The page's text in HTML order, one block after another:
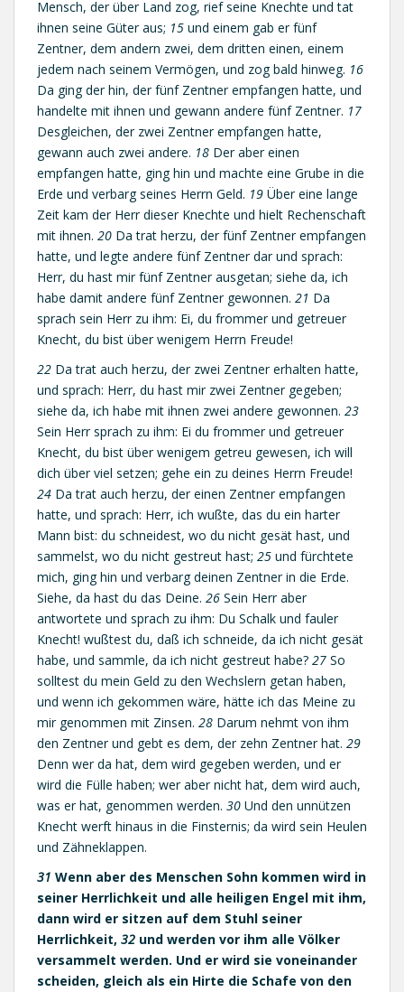
Mensch, der über Land zog, rief seine Knechte und tat
ihnen seine Güter aus; 15 und einem gab er fünf
Zentner, dem andern zwei, dem dritten einen, einem
jedem nach seinem Vermögen, und zog bald hinweg. 16
Da ging der hin, der fünf Zentner empfangen hatte, und
handelte mit ihnen und gewann andere fünf Zentner. 17
Desgleichen, der zwei Zentner empfangen hatte,
gewann auch zwei andere. 18 Der aber einen
empfangen hatte, ging hin und machte eine Grube in die
Erde und verbarg seines Herrn Geld. 19 Über eine lange
Zeit kam der Herr dieser Knechte und hielt Rechenschaft
mit ihnen. 20 Da trat herzu, der fünf Zentner empfangen
hatte, und legte andere fünf Zentner dar und sprach:
Herr, du hast mir fünf Zentner ausgetan; siehe da, ich
habe damit andere fünf Zentner gewonnen. 21 Da
sprach sein Herr zu ihm: Ei, du frommer und getreuer
Knecht, du bist über wenigem Herrn Freude!
22 Da trat auch herzu, der zwei Zentner erhalten hatte,
und sprach: Herr, du hast mir zwei Zentner gegeben;
siehe da, ich habe mit ihnen zwei andere gewonnen. 23
Sein Herr sprach zu ihm: Ei du frommer und getreuer
Knecht, du bist über wenigem getreu gewesen, ich will
dich über viel setzen; gehe ein zu deines Herrn Freude!
24 Da trat auch herzu, der einen Zentner empfangen
hatte, und sprach: Herr, ich wußte, das du ein harter
Mann bist: du schneidest, wo du nicht gesät hast, und
sammelst, wo du nicht gestreut hast; 25 und fürchtete
mich, ging hin und verbarg deinen Zentner in die Erde.
Siehe, da hast du das Deine. 26 Sein Herr aber
antwortete und sprach zu ihm: Du Schalk und fauler
Knecht! wußtest du, daß ich schneide, da ich nicht gesät
habe, und sammle, da ich nicht gestreut habe? 27 So
solltest du mein Geld zu den Wechslern getan haben,
und wenn ich gekommen wäre, hätte ich das Meine zu
mir genommen mit Zinsen. 28 Darum nehmt von ihm
den Zentner und gebt es dem, der zehn Zentner hat. 29
Denn wer da hat, dem wird gegeben werden, und er
wird die Fülle haben; wer aber nicht hat, dem wird auch,
was er hat, genommen werden. 30 Und den unnützen
Knecht werft hinaus in die Finsternis; da wird sein Heulen
und Zähneklappen.
31 Wenn aber des Menschen Sohn kommen wird in
seiner Herrlichkeit und alle heiligen Engel mit ihm,
dann wird er sitzen auf dem Stuhl seiner
Herrlichkeit, 32 und werden vor ihm alle Völker
versammelt werden. Und er wird sie voneinander
scheiden, gleich als ein Hirte die Schafe von den